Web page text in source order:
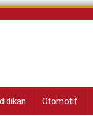
Otomotif